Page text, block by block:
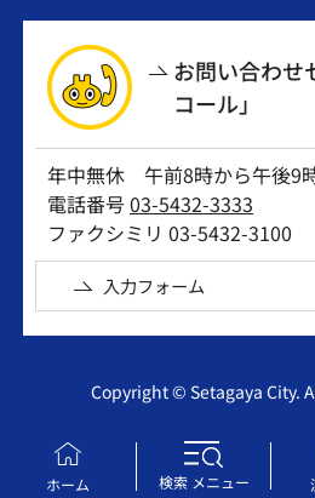
ホーム 検索メニュー
お問い合わせ
コール」
年中無休 午前8時から午後9
電話番号03-5432-3333
ファクシミリ 03-5432-3100
入力フォーム
Copyright © Setagaya City.